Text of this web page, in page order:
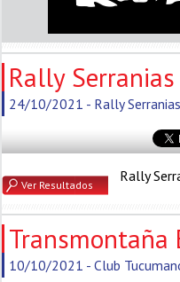
Rally
24/10/2021 - Rally
Rally
Ver Resultados
Transmontaña
10/10/2021 - Club